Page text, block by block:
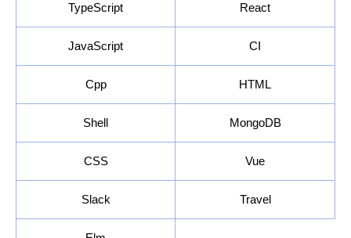
TypeScript React
JavaScript CI
Cpp HTML
Shell MongoDB
CSS Vue
Slack Travel